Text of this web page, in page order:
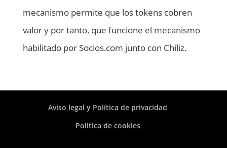
mecanismo permite que los tokens cobren
valor y por tanto, que funcione el mecanismo
habilitado por Socios.com junto con Chiliz.
Aviso legal y Política de privacidad
Política de cookies